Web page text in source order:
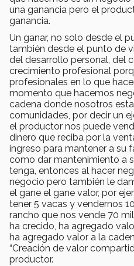
una ganancia pero el
ganancia.
Un ganar, no solo desde el
también desde el punto de
del desarrollo personal, del
crecimiento profesional
profesionales en lo que
momento que hacemos
cadena donde nosotros
comunidades, por decir un
el productor nos puede
dinero que reciba por la
ingreso para mantener a su
como dar mantenimiento a
tenga, entonces al hacer
negocio pero también le
el gane el gane valor, por
tener 5 vacas y vendernos
rancho que nos vende 70
ha crecido, ha agregado
ha agregado valor a la
“Creación de valor
productor.